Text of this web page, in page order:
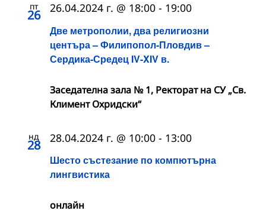
пт
26
Две метрополии, два религиозни
центъра – Филипопол-Пловдив –
Сердика-Средец IV-XIV в.
26.04.2024 г. @ 18:00 - 19:00
Заседателна зала № 1, Ректорат на СУ „Св.
Климент Охридски“
нд
28
Шесто състезание по компютърна
лингвистика
28.04.2024 г. @ 10:00 - 13:00
онлайн